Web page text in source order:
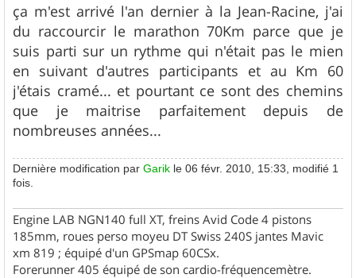
ça m'est arrivé l'an dernier à la Jean-Racine, j'ai
du raccourcir le marathon 70Km parce que je
suis parti sur un rythme qui n'était pas le mien
en suivant d'autres participants et au Km 60
j'étais cramé... et pourtant ce sont des chemins
que je maitrise parfaitement depuis de
nombreuses années...
Dernière modification par Garik le 06 févr. 2010, 15:33, modifié 1
fois.
Engine LAB NGN140 full XT, freins Avid Code 4 pistons
185mm, roues perso moyeu DT Swiss 240S jantes Mavic
xm 819 ; équipé d'un GPSmap 60CSx.
Forerunner 405 équipé de son cardio-fréquencemètre.